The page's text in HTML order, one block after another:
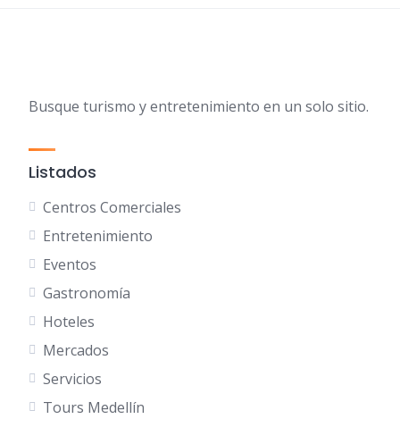
Busque turismo y entretenimiento en un solo sitio.
Listados
Centros Comerciales
Entretenimiento
Eventos
Gastronomía
Hoteles
Mercados
Servicios
Tours Medellín